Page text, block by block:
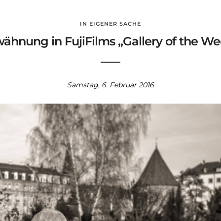
IN EIGENER SACHE
in FujiFilms „Gallery of the
Samstag, 6. Februar 2016